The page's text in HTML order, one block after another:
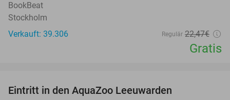
BookBeat
Stockholm
Verkauft: 39.306
Regulär 22,47€
Gratis
Eintritt in den AquaZoo Leeuwarden